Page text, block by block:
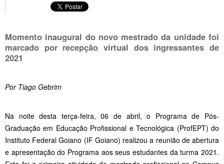
Momento inaugural do novo mestrado da unidade foi
marcado por recepção virtual dos ingressantes de
2021
Por Tiago Gebrim
Na noite desta terça-feira, 06 de abril, o Programa de Pós-
Graduação em Educação Profissional e Tecnológica (ProfEPT) do
Instituto Federal Goiano (IF Goiano) realizou a reunião de abertura
e apresentação do Programa aos seus estudantes da turma 2021.